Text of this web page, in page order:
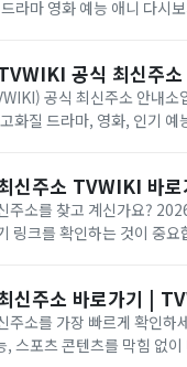
라마 영화 예능 애니 다시
공식 최신주
공식 최신주소 안내소
화질 드라마, 영화, 인기
신주소 TVWIKI 바
주소를 찾고 계신가요?
링크를 확인하는 것이 중
신주소 바로가기 |
주소를 가장 빠르게 확인
, 스포츠 콘텐츠를 막힘 없